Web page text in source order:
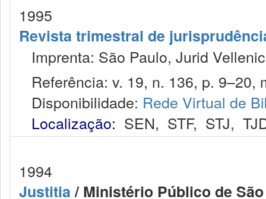
1995
Revista trimestral de
Imprenta: São Paulo, Jurid
Referência: v. 19, n. 136, p. 9–20,
Disponibilidade: Rede Virtual de
Localização: SEN, STF, STJ,
1994
Justitia/ Ministério Público de